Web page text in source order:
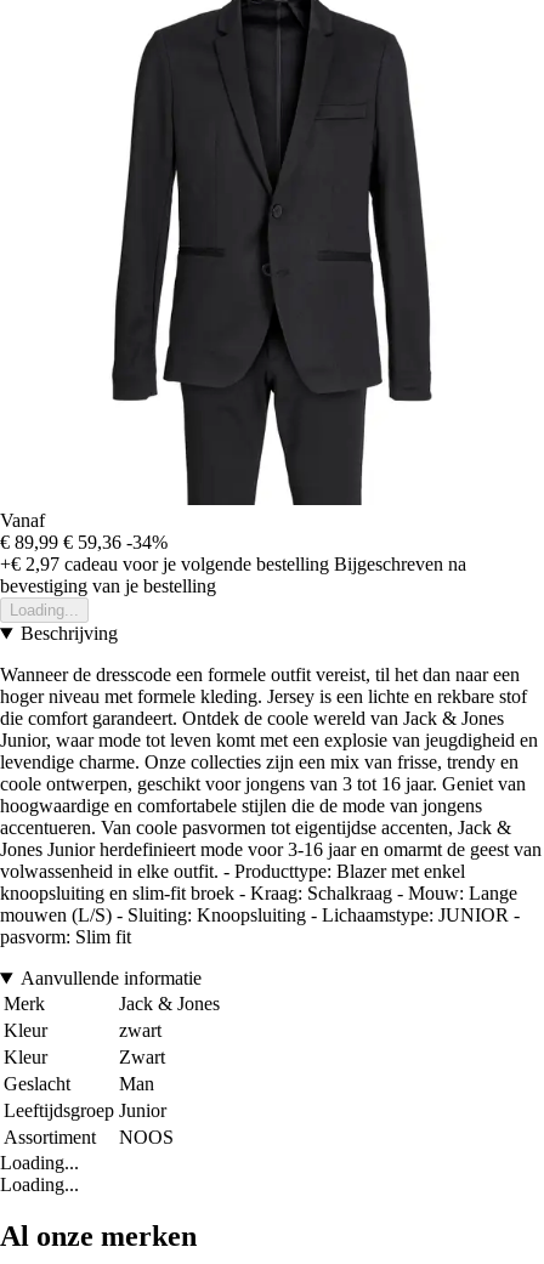
Vanaf
€ 89,99 € 59,36 -34%
+€ 2,97 cadeau voor je volgende bestelling Bijgeschreven na
bevestiging van je bestelling
Loading...
Beschrijving
Wanneer de dresscode een formele outfit vereist, til het dan naar een
hoger niveau met formele kleding. Jersey is een lichte en rekbare stof
die comfort garandeert. Ontdek de coole wereld van Jack & Jones
Junior, waar mode tot leven komt met een explosie van jeugdigheid en
levendige charme. Onze collecties zijn een mix van frisse, trendy en
coole ontwerpen, geschikt voor jongens van 3 tot 16 jaar. Geniet van
hoogwaardige en comfortabele stijlen die de mode van jongens
accentueren. Van coole pasvormen tot eigentijdse accenten, Jack &
Jones Junior herdefinieert mode voor 3-16 jaar en omarmt de geest van
volwassenheid in elke outfit. - Producttype: Blazer met enkel
knoopsluiting en slim-fit broek - Kraag: Schalkraag - Mouw: Lange
mouwen (L/S) - Sluiting: Knoopsluiting - Lichaamstype: JUNIOR -
pasvorm: Slim fit
Aanvullende informatie
Merk
Jack & Jones
Kleur
zwart
Kleur
Zwart
Geslacht
Man
Leeftijdsgroep Junior
Assortiment
NOOS
Loading...
Loading...
Al onze merken